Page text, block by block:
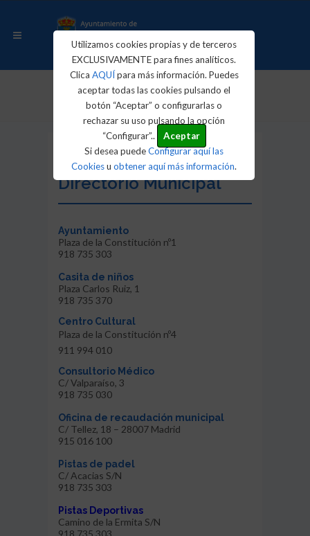
Utilizamos cookies propias y de terceros
EXCLUSIVAMENTE para fines analíticos.
Clica AQUÍ para más información. Puedes
aceptar todas las cookies pulsando el
botón “Aceptar” o configurarlas o
rechazar su uso pulsando la opción
“Configurar”..
Aceptar
Si desea puedeConfigurar aquí las
Cookiesuobtener aquí más información.
Inicio Instalaciones y Directorio Municipal
Instalaciones y
Directorio Municipal
Ayuntamiento
Plaza de la Constitución nº1
918 735 303
Casita de niños
Plaza Carlos Ruiz, 1
918 735 370
Centro Cultural
Plaza de la Constitución nº4
911 994 010
Consultorio Médico
C/ Valparaíso, 3
918 735 030
Oficina de recaudación municipal
C/ Tellez, 18 – 28007 Madrid
915 016 100
Pistas de padel
C/ Acacias S/N
918 735 303
Pistas Deportivas
Camino de la Ermita S/N
918 735 303